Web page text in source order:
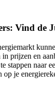
Vind de
prijzen en
stappen naar
op je